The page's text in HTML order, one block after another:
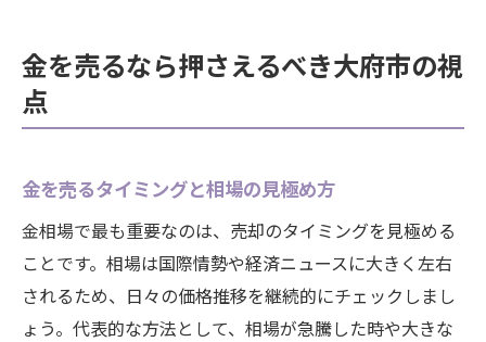
金を売るなら押さえるべき大府市の視
点
金を売るタイミングと相場の見極め方
金相場で最も重要なのは、売却のタイミングを見極める
ことです。相場は国際情勢や経済ニュースに大きく左右
されるため、日々の価格推移を継続的にチェックしまし
ょう。代表的な方法として、相場が急騰した時や大きな